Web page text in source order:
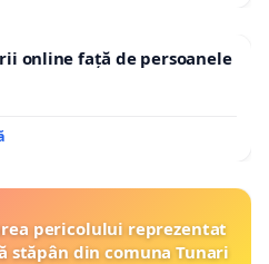
online față de persoanele
pericolului reprezentat
stăpân din comuna Tunari